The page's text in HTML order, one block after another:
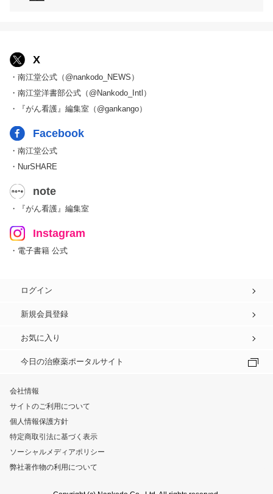
X
・南江堂公式（@nankodo_NEWS）
・南江堂洋書部公式（@Nankodo_Intl）
・『がん看護』編集室（@gankango）
Facebook
・南江堂公式
・NurSHARE
note
・『がん看護』編集室
Instagram
・電子書籍 公式
ログイン
新規会員登録
お気に入り
今日の治療薬ポータルサイト
会社情報
サイトのご利用について
個人情報保護方針
特定商取引法に基づく表示
ソーシャルメディアポリシー
弊社著作物の利用について